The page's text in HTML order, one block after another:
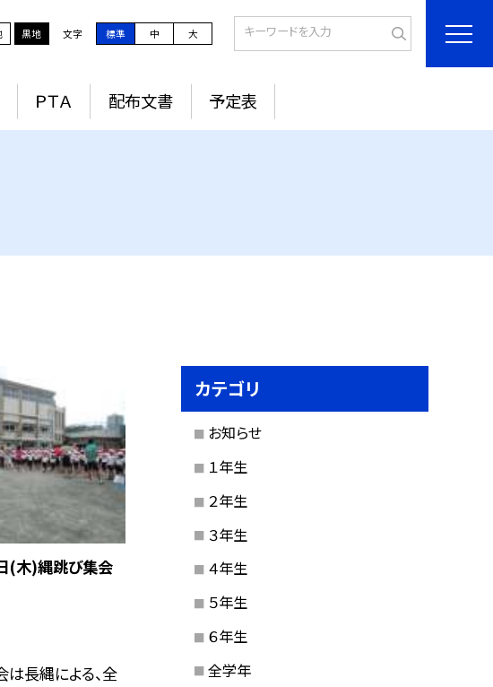
黒地 文字 標準 中 大
ＰＴＡ 配布文書 予定表
(木)縄跳び集会
長縄による、全
カテゴリ
お知らせ
１年生
２年生
３年生
４年生
５年生
６年生
全学年